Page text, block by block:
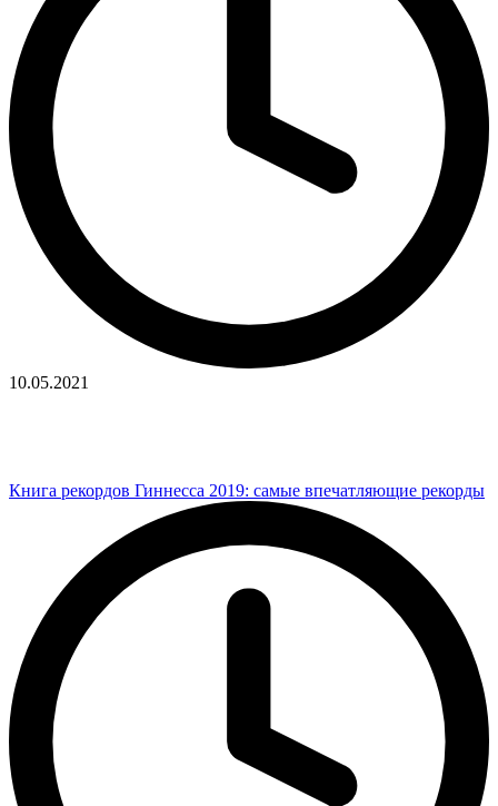
10.05.2021
Книга рекордов Гиннесса 2019: самые впечатляющие рекорды